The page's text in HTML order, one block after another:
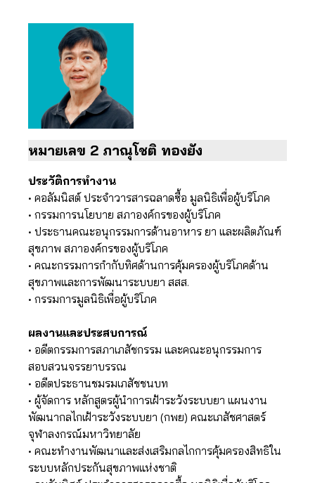
หมายเลข 2 ภาณุโชติ ทองยัง
ประวัติการทำงาน
• คอลัมนิสต์ ประจำวารสารฉลาดซื้อ มูลนิธิเพื่อผู้บริโภค
• กรรมการนโยบาย สภาองค์กรของผู้บริโภค
• ประธานคณะอนุกรรมการด้านอาหาร ยา และผลิตภัณฑ์
สุขภาพ สภาองค์กรของผู้บริโภค
• คณะกรรมการกำกับทิศด้านการคุ้มครองผู้บริโภคด้าน
สุขภาพและการพัฒนาระบบยา สสส.
• กรรมการมูลนิธิเพื่อผู้บริโภค
ผลงานและประสบการณ์
• อดีตกรรมการสภาเภสัชกรรม และคณะอนุกรรมการ
สอบสวนจรรยาบรรณ
• อดีตประธานชมรมเภสัชชนบท
• ผู้จัดการ หลักสูตรผู้นำการเฝ้าระวังระบบยา แผนงาน
พัฒนากลไกเฝ้าระวังระบบยา (กพย) คณะเภสัชศาสตร์
จุฬาลงกรณ์มหาวิทยาลัย
• คณะทำงานพัฒนาและส่งเสริมกลไกการคุ้มครองสิทธิใน
ระบบหลักประกันสุขภาพแห่งชาติ